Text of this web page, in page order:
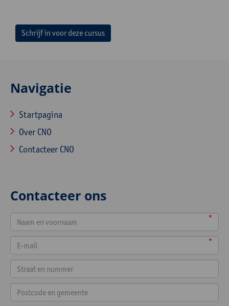
Schrijf in voor deze cursus
Navigatie
Startpagina
Over CNO
Contacteer CNO
Contacteer ons
*
*